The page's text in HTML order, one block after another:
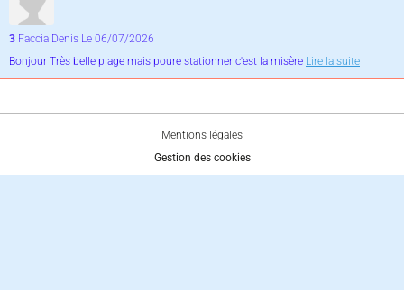
3 Faccia Denis Le 06/07/2026
Bonjour Très belle plage mais poure stationner c'est la misère Lire la suite
Mentions légales
Gestion des cookies